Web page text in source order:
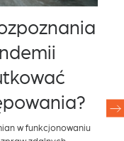
w funkcjonowaniu